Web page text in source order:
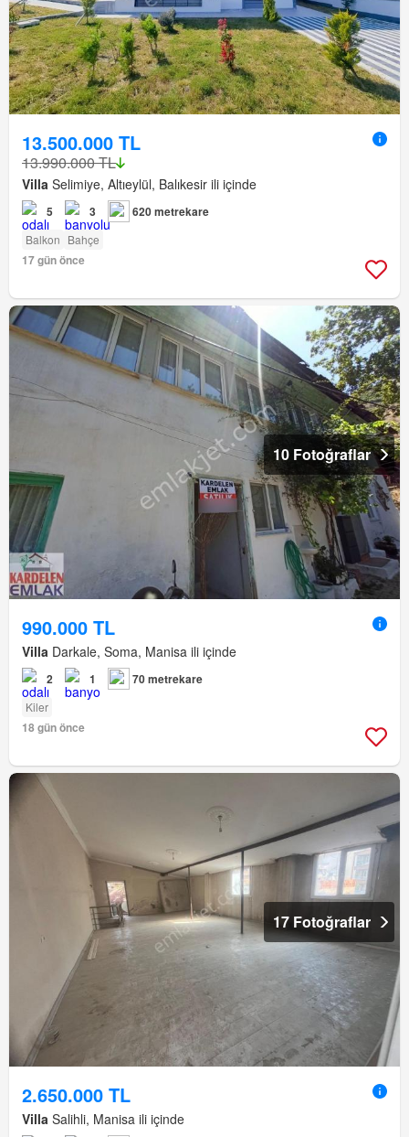
13.500.000 TL
13.990.000 TL
Villa Selimiye, Altıeylül, Balıkesir ili içinde
5 3 620 metrekare
Balkon Bahçe
17 gün önce
10 Fotoğraflar
990.000 TL
Villa Darkale, Soma, Manisa ili içinde
2 1 70 metrekare
Kiler
18 gün önce
17 Fotoğraflar
2.650.000 TL
Villa Salihli, Manisa ili içinde